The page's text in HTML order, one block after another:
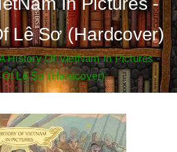
Lê Sơ (Hardcover)
History Of VietNam In Pictures -
Lê Sơ (Hardcover)